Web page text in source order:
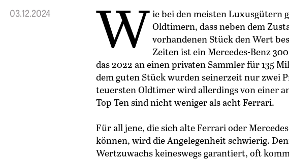
03.12.2024 W ie bei den meisten Luxusgütern
Oldtimern, dass neben dem
vorhandenen Stück den Wert
Zeiten ist ein Mercedes-Benz
das 2022 an einen privaten Sammler für 135
dem guten Stück wurden seinerzeit nur zwei
teuersten Oldtimer wird allerdings von einer
Top Ten sind nicht weniger als acht Ferrari.
Für all jene, die sich alte Ferrari oder
können, wird die Angelegenheit schwierig.
Wertzuwachs keineswegs garantiert, oft